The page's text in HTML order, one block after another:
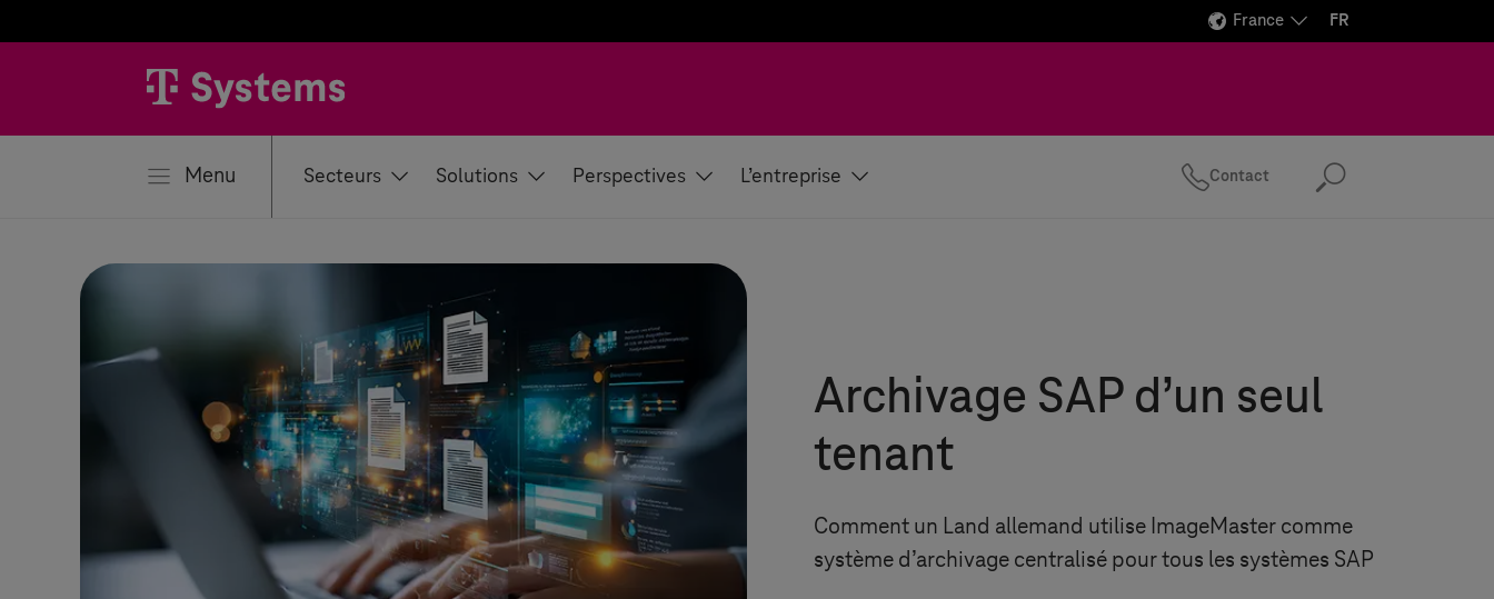
France FR
Menu Secteurs Solutions Perspectives L’entreprise Contact
Archivage SAP d’un seul
tenant
Comment un Land allemand utilise ImageMaster comme
système d’archivage centralisé pour tous les systèmes SAP